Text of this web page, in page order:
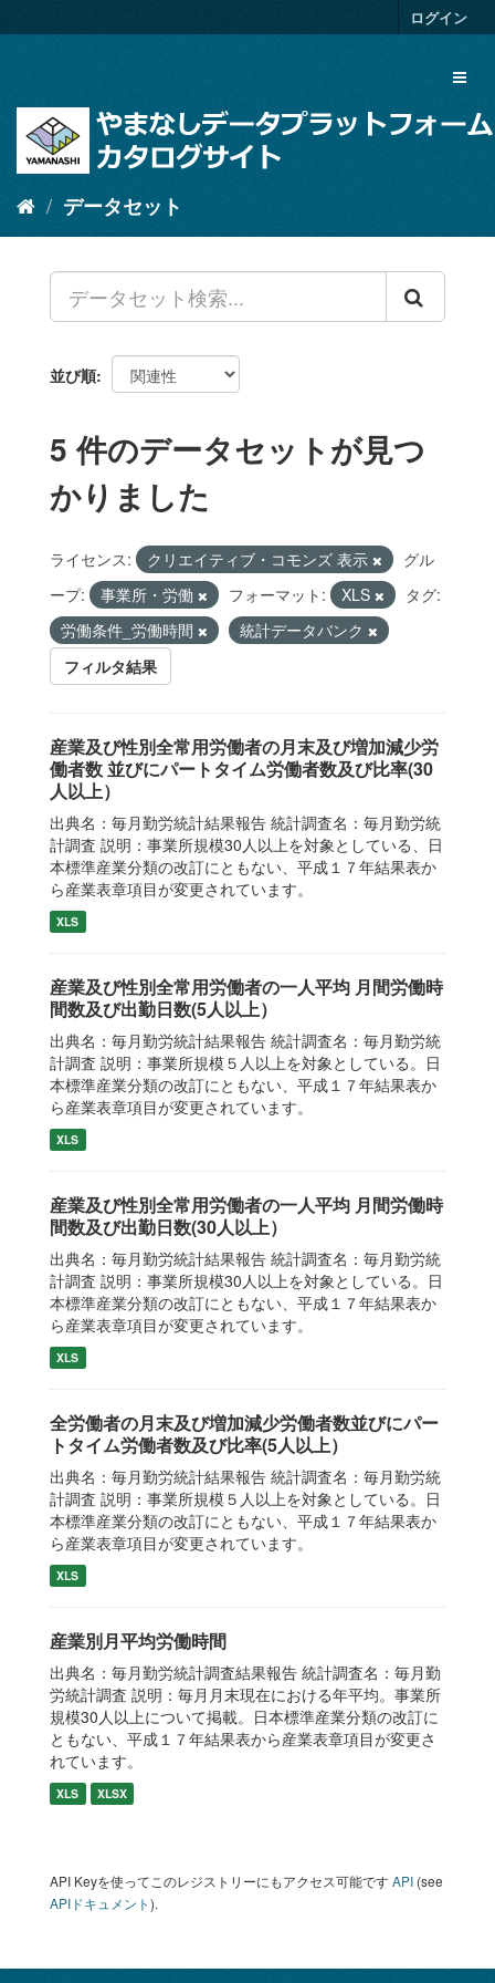
キ
ログイン
データセット
並び順
5 件のデータセットが見つ
かりました
ライセンス: クリエイティブ・コモンズ 表示
グル
ープ:
事業所・労働 フォーマット: XLS
タグ:
労働条件_労働時間
統計データバンク
フィルタ結果
産業及び性別全常用労働者の月末及び増加減少労
働者数 並びにパートタイム労働者数及び比率(30
人以上）
出典名：毎月勤労統計結果報告 統計調査名：毎月勤労統
計調査 説明：事業所規模30人以上を対象としている、日
本標準産業分類の改訂にともない、平成１７年結果表か
ら産業表章項目が変更されています。
XLS
産業及び性別全常用労働者の一人平均 月間労働時
間数及び出勤日数(5人以上）
出典名：毎月勤労統計結果報告 統計調査名：毎月勤労統
計調査 説明：事業所規模５人以上を対象としている。日
本標準産業分類の改訂にともない、平成１７年結果表か
ら産業表章項目が変更されています。
XLS
産業及び性別全常用労働者の一人平均 月間労働時
間数及び出勤日数(30人以上）
出典名：毎月勤労統計結果報告 統計調査名：毎月勤労統
計調査 説明：事業所規模30人以上を対象としている。日
本標準産業分類の改訂にともない、平成１７年結果表か
ら産業表章項目が変更されています。
XLS
全労働者の月末及び増加減少労働者数並びにパー
トタイム労働者数及び比率(5人以上）
出典名：毎月勤労統計結果報告 統計調査名：毎月勤労統
計調査 説明：事業所規模５人以上を対象としている。日
本標準産業分類の改訂にともない、平成１７年結果表か
ら産業表章項目が変更されています。
XLS
産業別月平均労働時間
出典名：毎月勤労統計調査結果報告 統計調査名：毎月勤
労統計調査 説明：毎月月末現在における年平均。事業所
規模30人以上について掲載。日本標準産業分類の改訂に
ともない、平成１７年結果表から産業表章項目が変更さ
れています。
XLS XLSX
API Keyを使ってこのレジストリーにもアクセス可能ですAPI (see
APIドキュメント).